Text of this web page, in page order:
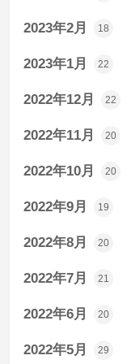
2023年2月 18
2023年1月 22
2022年12月 22
2022年11月 20
2022年10月 20
2022年9月 19
2022年8月 20
2022年7月 21
2022年6月 20
2022年5月 29